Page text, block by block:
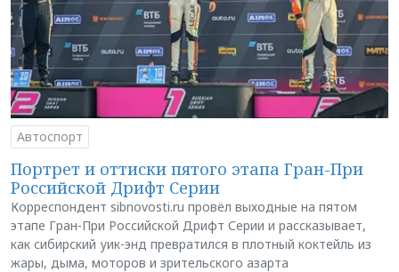
Автоспорт
Портрет и оттиски пятого этапа Гран-При
Российской Дрифт Серии
Корреспондент sibnovosti.ru провёл выходные на пятом
этапе Гран-При Российской Дрифт Серии и рассказывает,
как сибирский уик-энд превратился в плотный коктейль из
жары, дыма, моторов и зрительского азарта